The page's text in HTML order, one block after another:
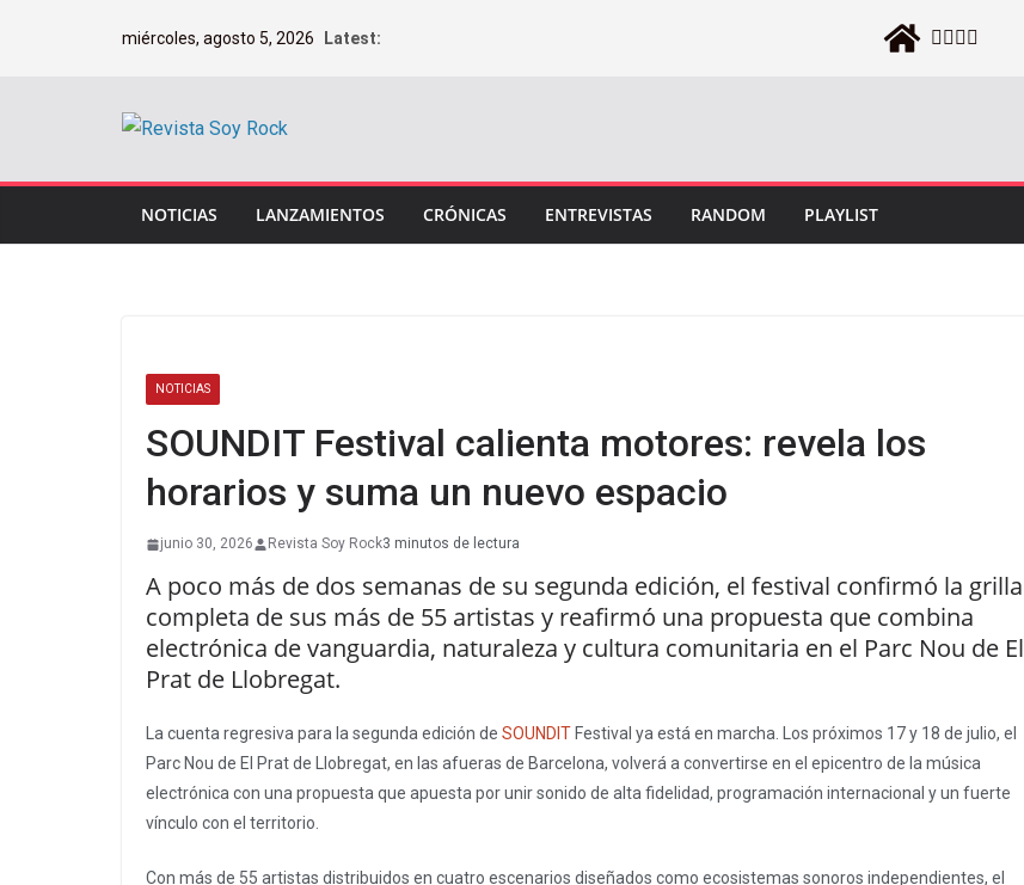
miércoles, agosto 5, 2026 Latest:
NOTICIAS LANZAMIENTOS CRÓNICAS ENTREVISTAS RANDOM PLAYLIST
NOTICIAS
SOUNDIT Festival calienta motores: revela los
horarios y suma un nuevo espacio
junio 30, 2026 Revista Soy Rock3 minutos de lectura
A poco más de dos semanas de su segunda edición, el festival confirmó la grilla
completa de sus más de 55 artistas y reafirmó una propuesta que combina
electrónica de vanguardia, naturaleza y cultura comunitaria en el Parc Nou de El
Prat de Llobregat.
La cuenta regresiva para la segunda edición de SOUNDIT Festival ya está en marcha. Los próximos 17 y 18 de julio, el
Parc Nou de El Prat de Llobregat, en las afueras de Barcelona, volverá a convertirse en el epicentro de la música
electrónica con una propuesta que apuesta por unir sonido de alta fidelidad, programación internacional y un fuerte
vínculo con el territorio.
Con más de 55 artistas distribuidos en cuatro escenarios diseñados como ecosistemas sonoros independientes, el